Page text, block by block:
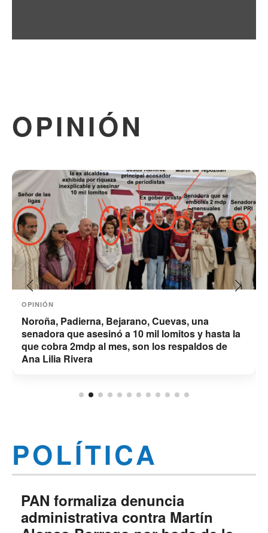
OPINIÓN
OPINIÓN
Noroña, Padierna, Bejarano, Cuevas, una
senadora que asesinó a 10 mil lomitos y hasta la
que cobra 2mdp al mes, son los respaldos de
Ana Lilia Rivera
POLÍTICA
PAN formaliza denuncia
administrativa contra Martín